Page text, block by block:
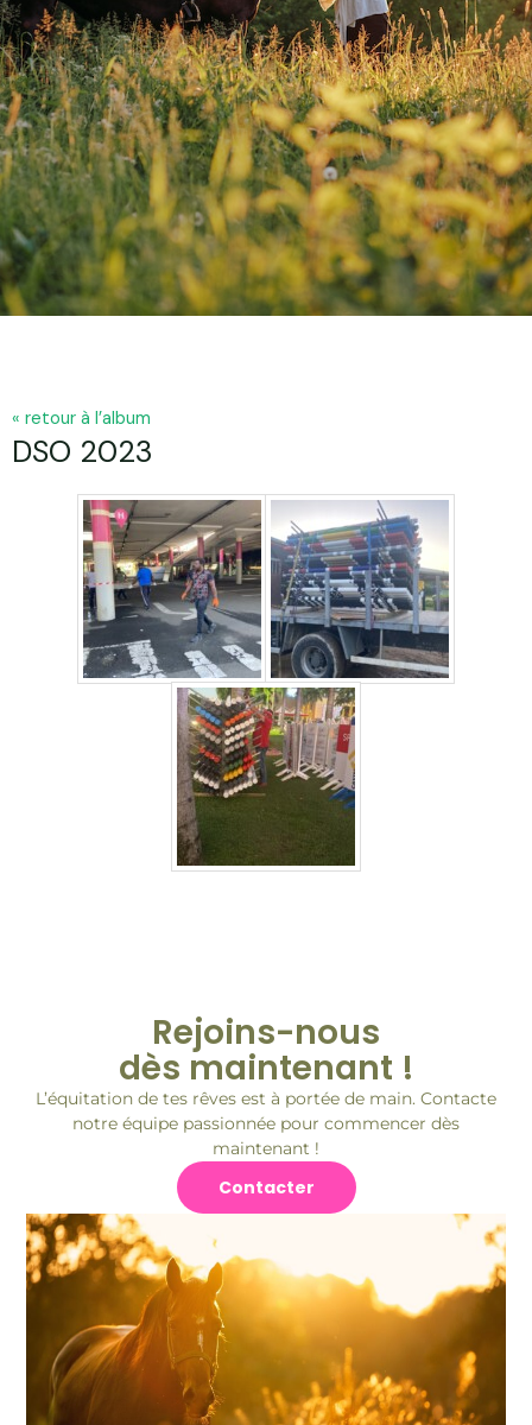
« retour à l’album
DSO 2023
Rejoins-nous
dès maintenant !
L’équitation de tes rêves est à portée de main. Contacte
notre équipe passionnée pour commencer dès
maintenant !
Contacter